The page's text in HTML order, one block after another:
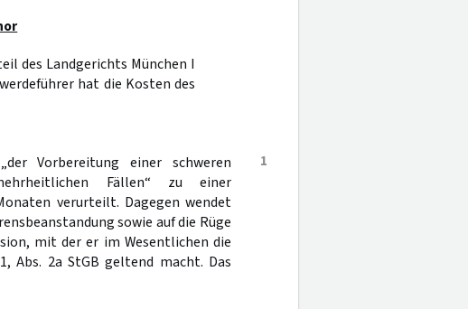
des Landgerichts München I
hat die Kosten des
1
Vorbereitung einer schweren
Fällen“ zu einer
verurteilt. Dagegen wendet
sowie auf die Rüge
mit der er im Wesentlichen die
Abs. 2a StGB geltend macht. Das